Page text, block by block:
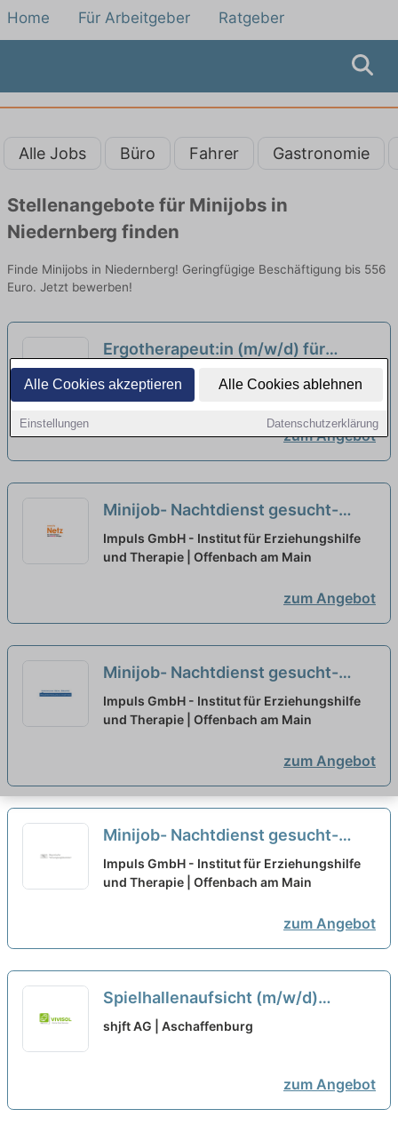
Alle Cookies akzeptieren Alle Cookies ablehnen
Einstellungen Datenschutzerklärung
Home Für Arbeitgeber Ratgeber
Alle Jobs Büro Fahrer Gastronomie
Stellenangebote für Minijobs in
Niedernberg finden
Finde Minijobs in Niedernberg! Geringfügige Beschäftigung bis 556
Euro. Jetzt bewerben!
Ergotherapeut:in (m/w/d) für
Wochenend- und Feiertagsdienste
zur Betreuung von Schlaganfall-
Patient:innen der Stroke Unit - Mit
Menschen für Menschen! neu
Klinikum Hanau GmbH | Hanau
zum Angebot
Minijob- Nachtdienst gesucht-
Erzieher, Sozialarbeiter oder
Psychologen (BA/MA) (m/w/d) in
Impuls GmbH - Institut für Erziehungshilfe
und Therapie | Offenbach am Main
zum Angebot
Minijob- Nachtdienst gesucht-
Erzieher, Sozialarbeiter oder
Psychologen (BA/MA) (m/w/d) in
Impuls GmbH - Institut für Erziehungshilfe
und Therapie | Offenbach am Main
zum Angebot
Minijob- Nachtdienst gesucht-
Erzieher, Sozialarbeiter oder
Psychologen (BA/MA) (m/w/d) in
Impuls GmbH - Institut für Erziehungshilfe
und Therapie | Offenbach am Main
zum Angebot
Spielhallenaufsicht (m/w/d)
Teilzeit / Minijob
shjft AG | Aschaffenburg
zum Angebot